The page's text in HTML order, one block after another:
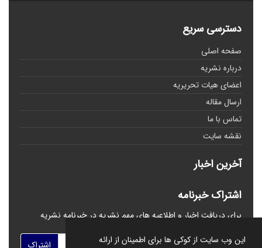
این وب سایت از کوکی ها برای اطمینان از ارائه
دسترسی سریع
صفحه اصلی
درباره نشریه
اعضای هیات تحریریه
ارسال مقاله
تماس با ما
نقشه سایت
آخرین اخبار
اشتراک خبرنامه
برای دریافت اخبار و اطلاعیه های مهم نشریه در خبرنامه نشریه
اشتراک